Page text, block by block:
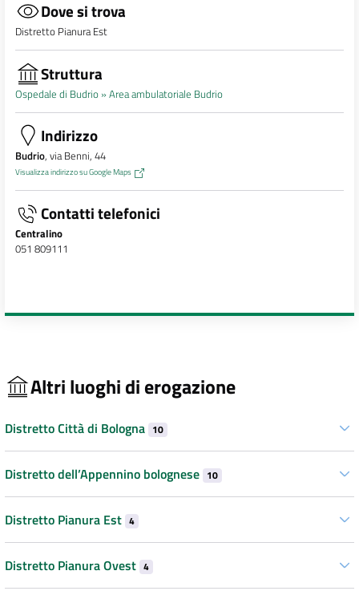
Dove si trova
Distretto Pianura Est
Struttura
Ospedale di Budrio »Area ambulatoriale Budrio
Indirizzo
Budrio, via Benni, 44
Visualizza indirizzo su Google Maps
Contatti telefonici
Centralino
051 809111
Altri luoghi di erogazione
Distretto Città di Bologna 10
Distretto dell’Appennino bolognese 10
Distretto Pianura Est 4
Distretto Pianura Ovest 4